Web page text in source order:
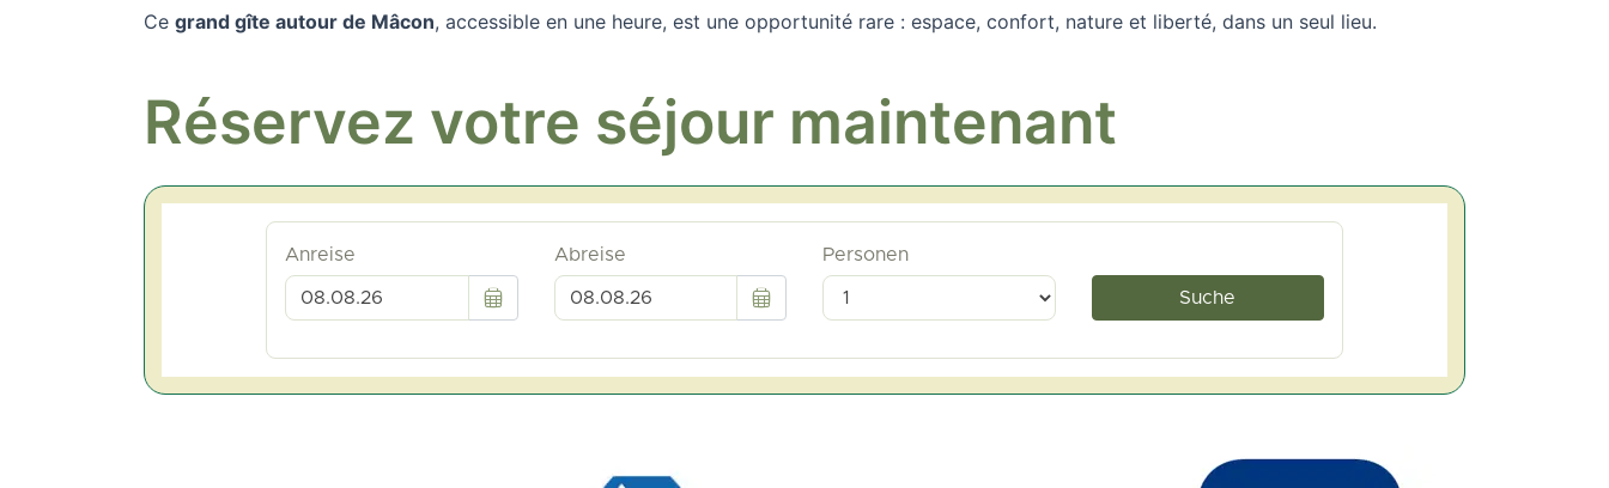
Ce grand gîte autour de Mâcon, accessible en une heure, est une opportunité rare : espace, confort, nature et liberté, dans un seul lieu.
Réservez votre séjour maintenant